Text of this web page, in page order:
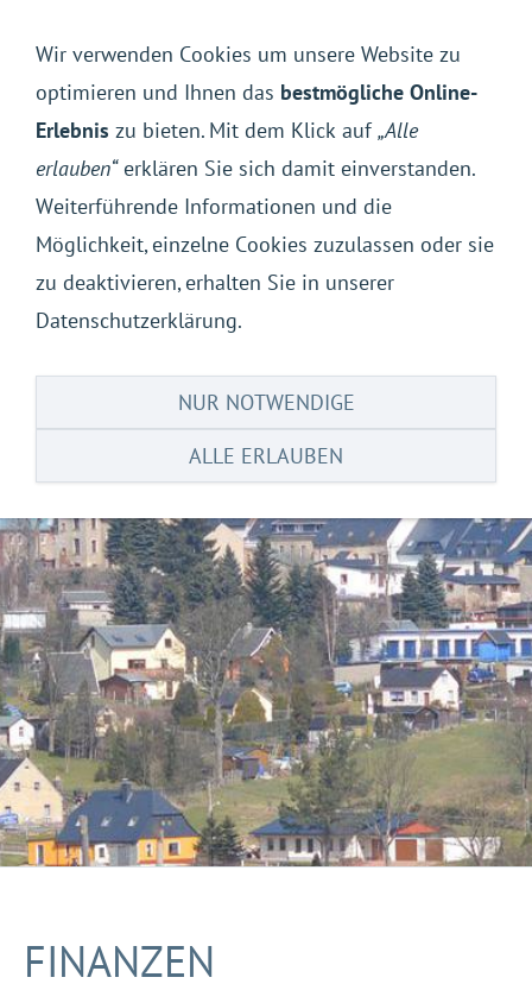
FINANZEN
Wir verwenden Cookies um unsere Website zu
optimieren und Ihnen das bestmögliche Online-
Erlebnis zu bieten. Mit dem Klick auf„Alle
erlauben“erklären Sie sich damit einverstanden.
Weiterführende Informationen und die
Möglichkeit, einzelne Cookies zuzulassen oder sie
zu deaktivieren, erhalten Sie in unserer
Datenschutzerklärung.
NUR NOTWENDIGE
ALLE ERLAUBEN